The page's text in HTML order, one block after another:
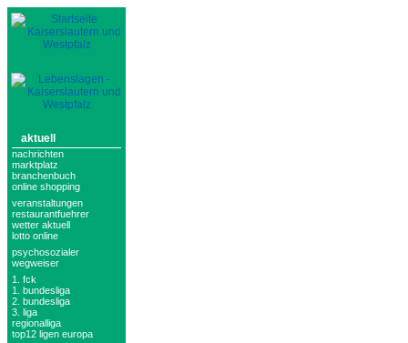
aktuell
nachrichten
marktplatz
branchenbuch
online shopping
veranstaltungen
restaurantfuehrer
wetter aktuell
lotto online
psychosozialer
wegweiser
1. fck
1. bundesliga
2. bundesliga
3. liga
regionalliga
top12 ligen europa